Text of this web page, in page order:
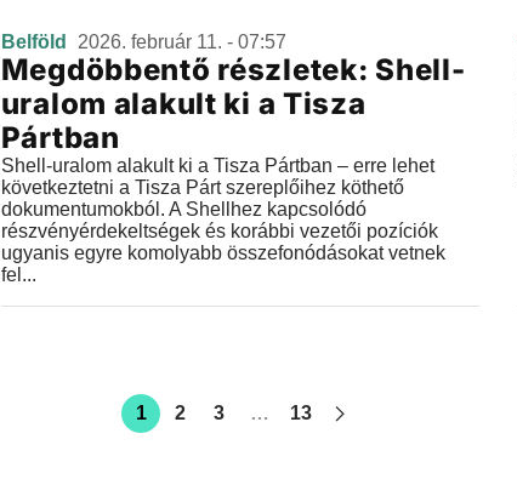
Belföld 2026. február 11. - 07:57
Megdöbbentő részletek: Shell-
uralom alakult ki a Tisza
Pártban
Shell-uralom alakult ki a Tisza Pártban – erre lehet
következtetni a Tisza Párt szereplőihez köthető
dokumentumokból. A Shellhez kapcsolódó
részvényérdekeltségek és korábbi vezetői pozíciók
ugyanis egyre komolyabb összefonódásokat vetnek
fel...
1 2 3 … 13